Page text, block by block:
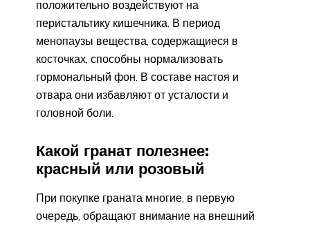
положительно воздействуют на
перистальтику кишечника. В период
менопаузы вещества, содержащиеся в
косточках, способны нормализовать
гормональный фон. В составе настоя и
отвара они избавляют от усталости и
головной боли.
Какой гранат полезнее:
красный или розовый
При покупке граната многие, в первую
очередь, обращают внимание на внешний